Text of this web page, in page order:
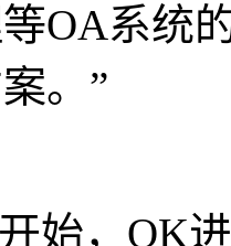
OA系统
。”
始，OK